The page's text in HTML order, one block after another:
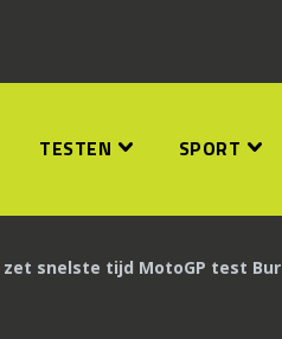
TESTEN SPORT
zet snelste tijd MotoGP test